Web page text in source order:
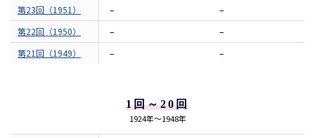
第23回（1951）
–
–
第22回（1950）
–
–
第21回（1949）
– –
1回～20回
1924年～1948年